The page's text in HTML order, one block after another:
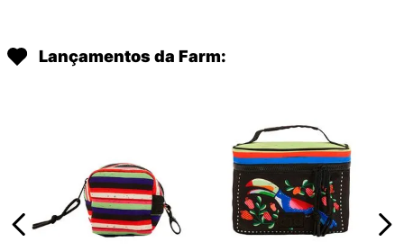
Lançamentos da Farm: